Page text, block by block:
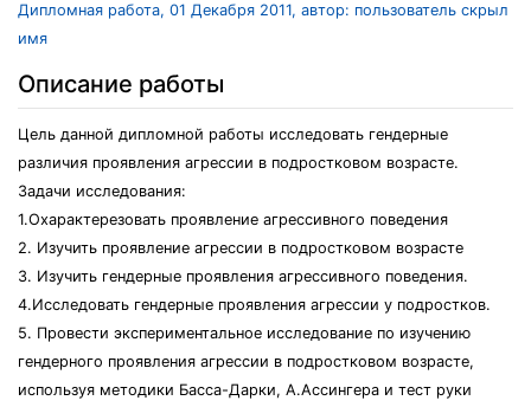
Дипломная работа, 01 Декабря 2011, автор: пользователь скрыл
имя
Описание работы
Цель данной дипломной работы исследовать гендерные
различия проявления агрессии в подростковом возрасте.
Задачи исследования:
1.Охарактерезовать проявление агрессивного поведения
2. Изучить проявление агрессии в подростковом возрасте
3. Изучить гендерные проявления агрессивного поведения.
4.Исследовать гендерные проявления агрессии у подростков.
5. Провести экспериментальное исследование по изучению
гендерного проявления агрессии в подростковом возрасте,
используя методики Басса-Дарки, А.Ассингера и тест руки